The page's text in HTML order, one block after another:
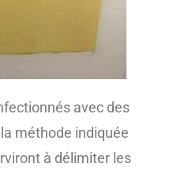
avec des
méthode indiquée
à délimiter les